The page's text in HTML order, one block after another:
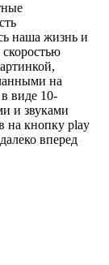
наша жизнь и
скоростью
на
виде 10-
и звуками
на кнопку play
вперед